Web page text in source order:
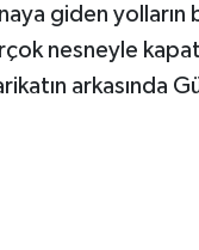
giden
nesneyle
arkasında